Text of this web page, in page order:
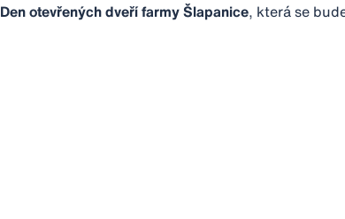
Den otevřených dveří farmy Šlapanice, která se